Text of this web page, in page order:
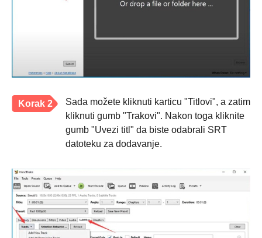
Korak 2
Sada možete kliknuti karticu "Titlovi", a zatim
kliknuti gumb "Trakovi". Nakon toga kliknite
gumb "Uvezi titl" da biste odabrali SRT
datoteku za dodavanje.